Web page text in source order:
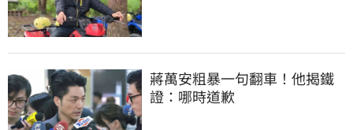
蔣萬安粗暴一句翻車！他揭鐵
證：哪時道歉